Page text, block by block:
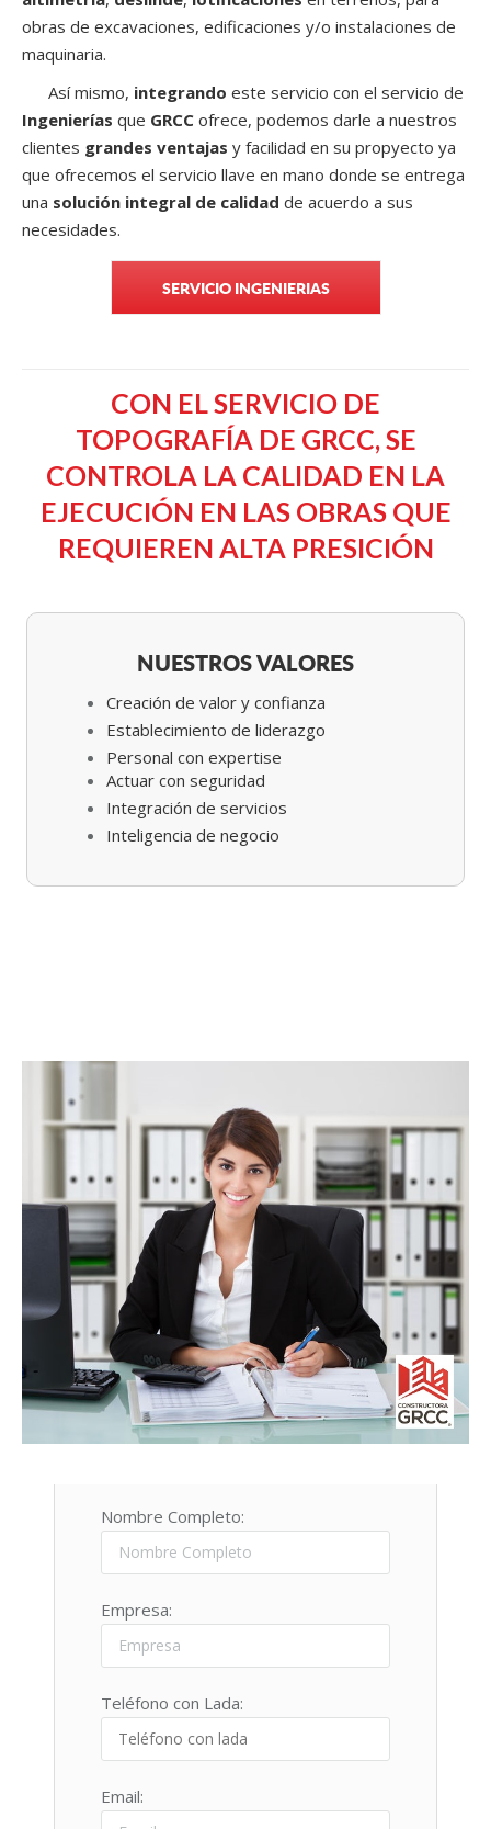
obras de excavaciones, edificaciones y/o instalaciones de
maquinaria.
Así mismo, integrando este servicio con el servicio de
Ingenierías que GRCC ofrece, podemos darle a nuestros
clientes grandes ventajas y facilidad en su propyecto ya
que ofrecemos el servicio llave en mano donde se entrega
una solución integral de calidad de acuerdo a sus
necesidades.
SERVICIO INGENIERIAS
CON EL SERVICIO DE
TOPOGRAFÍA DE GRCC, SE
CONTROLA LA CALIDAD EN LA
EJECUCIÓN EN LAS OBRAS QUE
REQUIEREN ALTA PRESICIÓN
NUESTROS VALORES
Creación de valor y confianza
Establecimiento de liderazgo
Personal con expertise
Actuar con seguridad
Integración de servicios
Inteligencia de negocio
Teléfono(81) 1160 3340
Nombre Completo:
Empresa:
Teléfono con Lada:
Email: